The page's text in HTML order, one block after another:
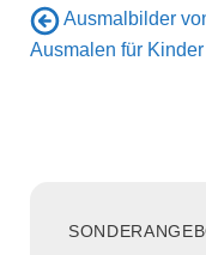
Ausmalbilder
Ausmalen für Kinder